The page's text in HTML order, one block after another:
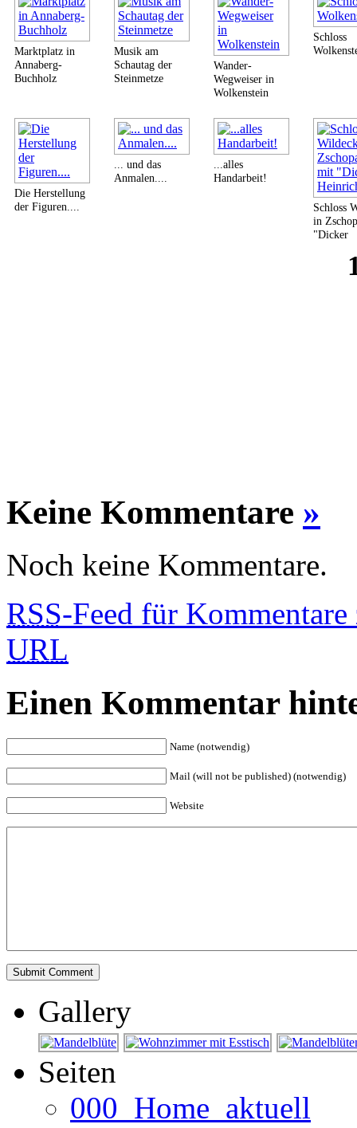
Marktplatz in
Annaberg-
Buchholz
Musik am
Schautag der
Steinmetze
Wander-
Wegweiser in
Wolkenstein
Schloss
Die Herstellung
der Figuren....
... und das
Anmalen....
...alles
Handarbeit!
Schloss
in
"Dicker
Keine Kommentare »
Noch keine Kommentare.
RSS-Feed für
URL
Einen Kommentar
Name (notwendig)
Mail (will not be published) (notwendig)
Website
Gallery
Seiten
000_Home_aktuell